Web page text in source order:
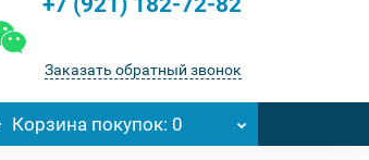
Заказать обратный звонок
Корзинапокупок: 0